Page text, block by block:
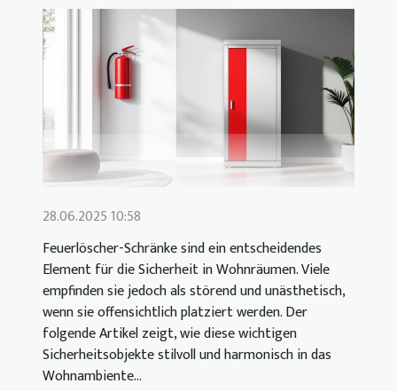
28.06.2025 10:58
Feuerlöscher-Schränke sind ein entscheidendes
Element für die Sicherheit in Wohnräumen. Viele
empfinden sie jedoch als störend und unästhetisch,
wenn sie offensichtlich platziert werden. Der
folgende Artikel zeigt, wie diese wichtigen
Sicherheitsobjekte stilvoll und harmonisch in das
Wohnambiente...